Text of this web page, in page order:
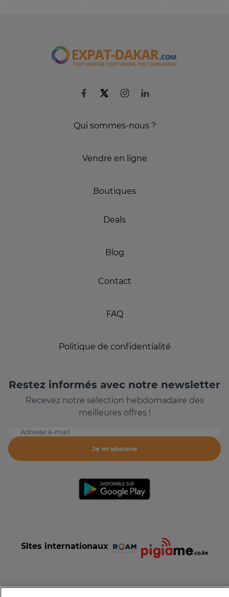
Qui sommes-nous ?
Vendre en ligne
Boutiques
Deals
Blog
Contact
FAQ
Politique de confidentialité
Restez informés avec notre newsletter
Recevez notre sélection hebdomadaire des
meilleures offres !
Adresse e-mail
Je m'abonne
Sites internationaux